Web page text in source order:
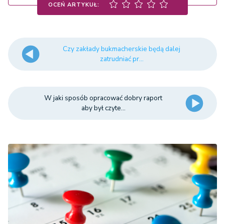
OCEŃ ARTYKUŁ:
Czy zakłady bukmacherskie będą dalej
zatrudniać pr...
W jaki sposób opracować dobry raport
aby był czyte...